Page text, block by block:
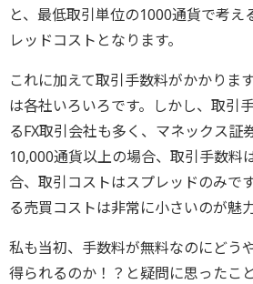
と、最低取引単位の1000通貨で考え
レッドコストとなります。
これに加えて取引手数料がかかりま
は各社いろいろです。しかし、取引
るFX取引会社も多く、マネックス証
10,000通貨以上の場合、取引手数料
合、取引コストはスプレッドのみで
る売買コストは非常に小さいのが魅力
私も当初、手数料が無料なのにどう
得られるのか！？と疑問に思ったこ